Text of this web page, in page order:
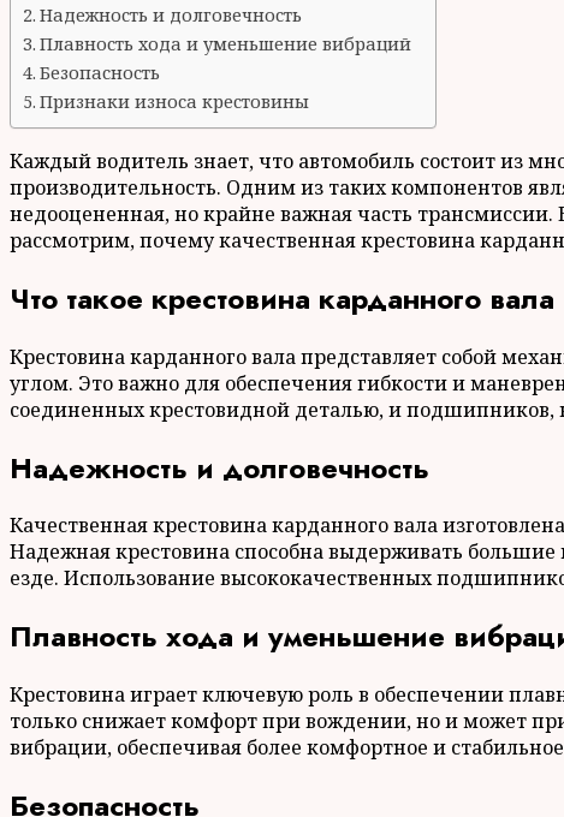
Надежность и долговечность
Плавность хода и уменьшение вибраций
Безопасность
Признаки износа крестовины
Каждый водитель знает, что автомобиль состоит из
производительность. Одним из таких компонентов
недооцененная, но крайне важная часть
рассмотрим, почему качественная крестовина
Что такое крестовина карданного вала
Крестовина карданного вала представляет собой
углом. Это важно для обеспечения гибкости и
соединенных крестовидной деталью, и подшипников,
Надежность и долговечность
Качественная крестовина карданного вала
Надежная крестовина способна выдерживать
езде. Использование высококачественных
Плавность хода и уменьшение
Крестовина играет ключевую роль в обеспечении
только снижает комфорт при вождении, но и может
вибрации, обеспечивая более комфортное и
Безопасность